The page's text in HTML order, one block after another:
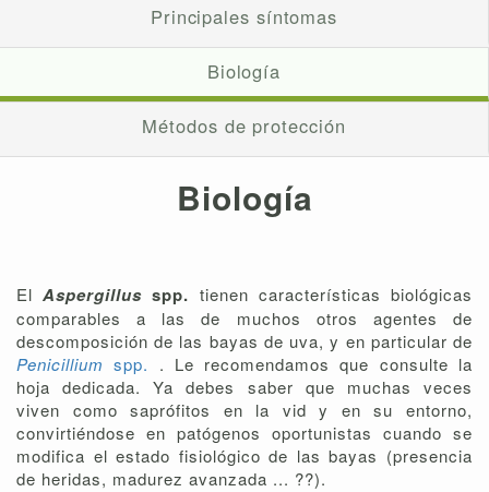
Principales síntomas
Biología
Métodos de protección
Biología
ElAspergillusspp. tienen características biológicas
comparables a las de muchos otros agentes de
descomposición de las bayas de uva, y en particular de
Penicilliumspp. . Le recomendamos que consulte la
hoja dedicada. Ya debes saber que muchas veces
viven como saprófitos en la vid y en su entorno,
convirtiéndose en patógenos oportunistas cuando se
modifica el estado fisiológico de las bayas (presencia
de heridas, madurez avanzada ... ??).